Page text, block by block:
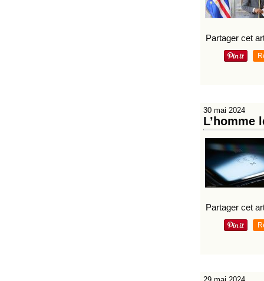
Partager cet
30 mai 2024
L’homme
Partager cet